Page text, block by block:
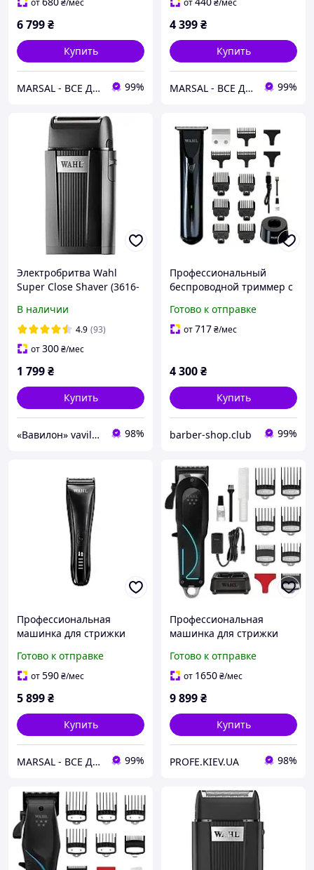
от
₴/мес
6 799₴
Купить
MARSAL - ВСЕ ДЛЯ САЛОНОВ КРАСОТЫ 99%
от
₴/мес
4 399₴
Купить
MARSAL - ВСЕ ДЛЯ САЛОНОВ КРАСОТЫ 99%
Электробритва Wahl
Super Close Shaver (3616-
В наличии
4.9 (93)
от300₴/мес
1 799₴
Купить
«Вавилон» vavilon-shop.com.ua 98%
Профессиональный
беспроводной триммер с
ножевыми блоками Wahl
ChroMini Duo (3029222)
Готово к отправке
от717₴/мес
4 300₴
Купить
barber-shop.club 99%
Профессиональная
машинка для стрижки
3028890 аккумуляторная
0.7-3 мм
Готово к отправке
от590₴/мес
5 899₴
Купить
MARSAL - ВСЕ ДЛЯ САЛОНОВ КРАСОТЫ 99%
Профессиональная
машинка для стрижки
Готово к отправке
от 1650₴/мес
9 899₴
Купить
PROFE.KIEV.UA 98%